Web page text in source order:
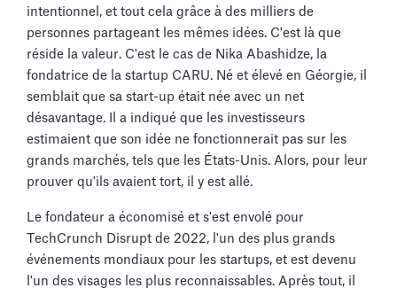
intentionnel, et tout cela grâce à des milliers de
personnes partageant les mêmes idées. C'est là que
réside la valeur. C'est le cas de Nika Abashidze, la
fondatrice de la startup CARU. Né et élevé en Géorgie, il
semblait que sa start-up était née avec un net
désavantage. Il a indiqué que les investisseurs
estimaient que son idée ne fonctionnerait pas sur les
grands marchés, tels que les États-Unis. Alors, pour leur
prouver qu'ils avaient tort, il y est allé.
Le fondateur a économisé et s'est envolé pour
TechCrunch Disrupt de 2022, l'un des plus grands
événements mondiaux pour les startups, et est devenu
l'un des visages les plus reconnaissables. Après tout, il